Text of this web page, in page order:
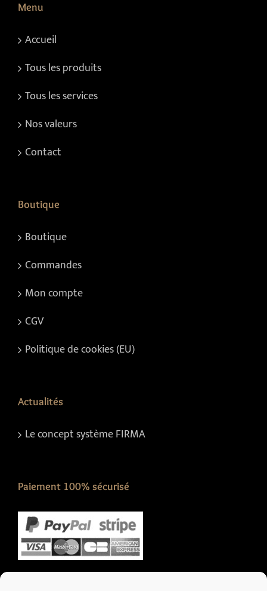
Menu
Accueil
Tous les produits
Tous les services
Nos valeurs
Contact
Boutique
Boutique
Commandes
Mon compte
CGV
Politique de cookies (EU)
Actualités
Le concept système FIRMA
Paiement 100% sécurisé